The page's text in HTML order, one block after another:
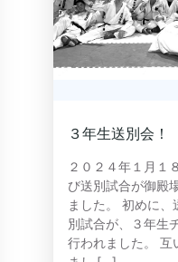
３年生送別会！
２０２４年１月１
び送別試合が御殿
ました。 初めに
別試合が、３年生
行われました。 互